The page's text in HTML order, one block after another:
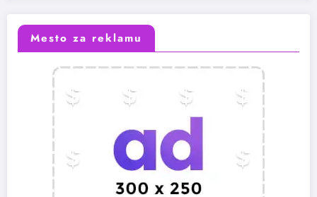
Mesto za reklamu